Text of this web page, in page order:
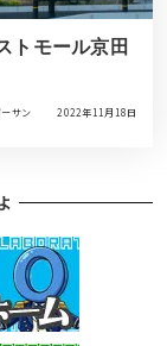
トモール京田
サン 2022年11月18日